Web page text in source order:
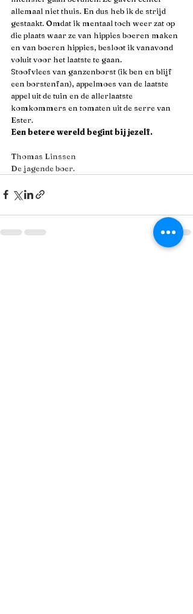
allemaal niet thuis. En dus heb ik de strijd
gestaakt. Omdat ik mentaal toch weer zat op
die plaats waar ze van hippies boeren maken
en van boeren hippies, besloot ik vanavond
voluit voor het laatste te gaan.
Stoofvlees van ganzenborst (ik ben en blijf
een borstenfan), appelmoes van de laatste
appel uit de tuin en de allerlaatste
komkommers en tomaten uit de serre van
Ester.
Een betere wereld begint bij jezelf.
Thomas Linssen
De jagende boer.